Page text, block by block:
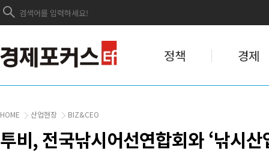
정책 경제
HOME 산업현장 BIZ&CEO
투비, 전국낚시어선연합회와 ‘낚시